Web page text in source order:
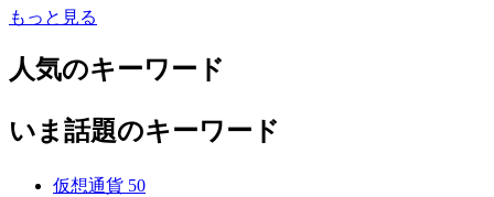
もっと見る
人気のキーワード
いま話題のキーワード
仮想通貨 50